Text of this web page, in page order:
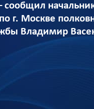
сообщил
г. Москве
Владимир